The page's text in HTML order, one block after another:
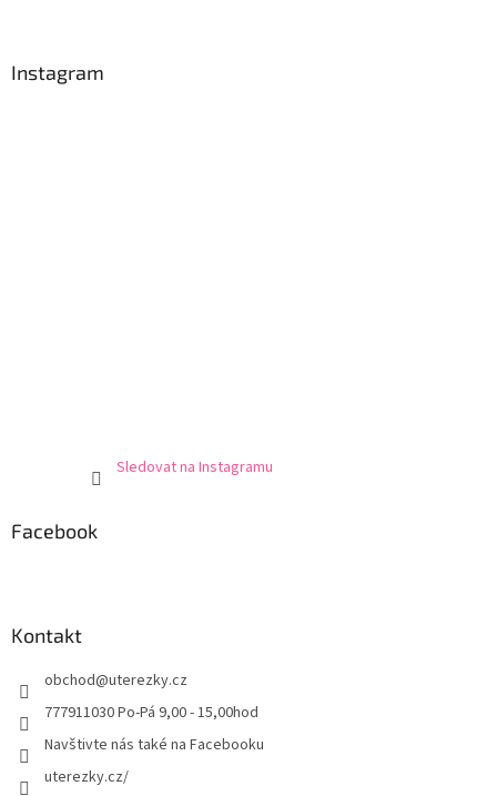
Instagram
Sledovat na Instagramu
Facebook
Kontakt
obchod@uterezky.cz
777911030 Po-Pá 9,00 - 15,00hod
Navštivte nás také na Facebooku
uterezky.cz/